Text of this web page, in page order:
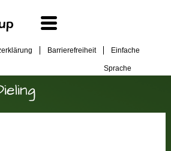
Barrierefreiheit Einfache
Sprache